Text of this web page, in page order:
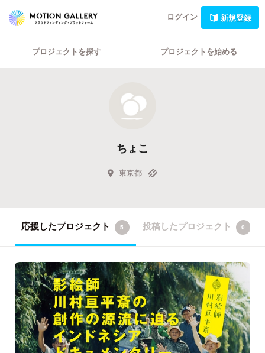
ログイン 新規登録
プロジェクトを探す プロジェクトを始める
ちょこ
東京都
応援したプロジェクト 5 投稿したプロジェクト 0